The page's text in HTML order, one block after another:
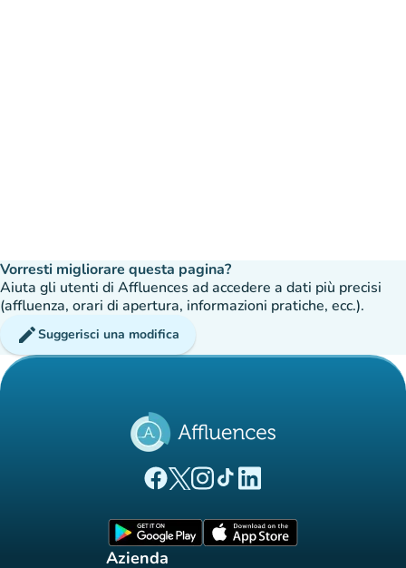
Vorresti migliorare questa pagina?
Aiuta gli utenti di Affluences ad accedere a dati più precisi
(affluenza, orari di apertura, informazioni pratiche, ecc.).
editSuggerisci una modifica
(nuova scheda)
(nuova scheda)
(nuova scheda)
(nuova scheda)
(nuova scheda)
Azienda